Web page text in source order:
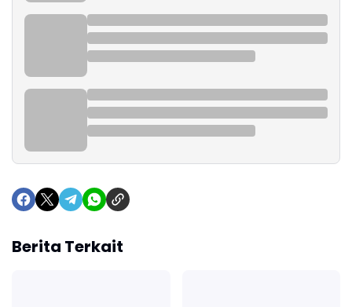
Berita Terkait